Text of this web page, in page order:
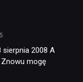
sierpnia 2008 A
mogę